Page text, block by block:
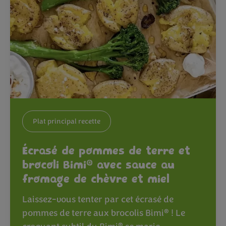
Plat principal recette
Écrasé de pommes de terre et
brocoli Bimi® avec sauce au
fromage de chèvre et miel
Laissez-vous tenter par cet écrasé de
pommes de terre aux brocolis Bimi® ! Le